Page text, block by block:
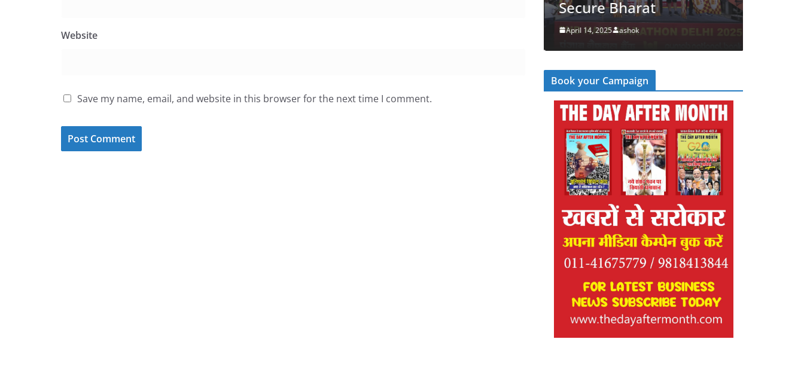
Website
Save my name, email, and website in this browser for the next time I comment.
Secure Bharat
April 14, 2025 ashok
Book your Campaign